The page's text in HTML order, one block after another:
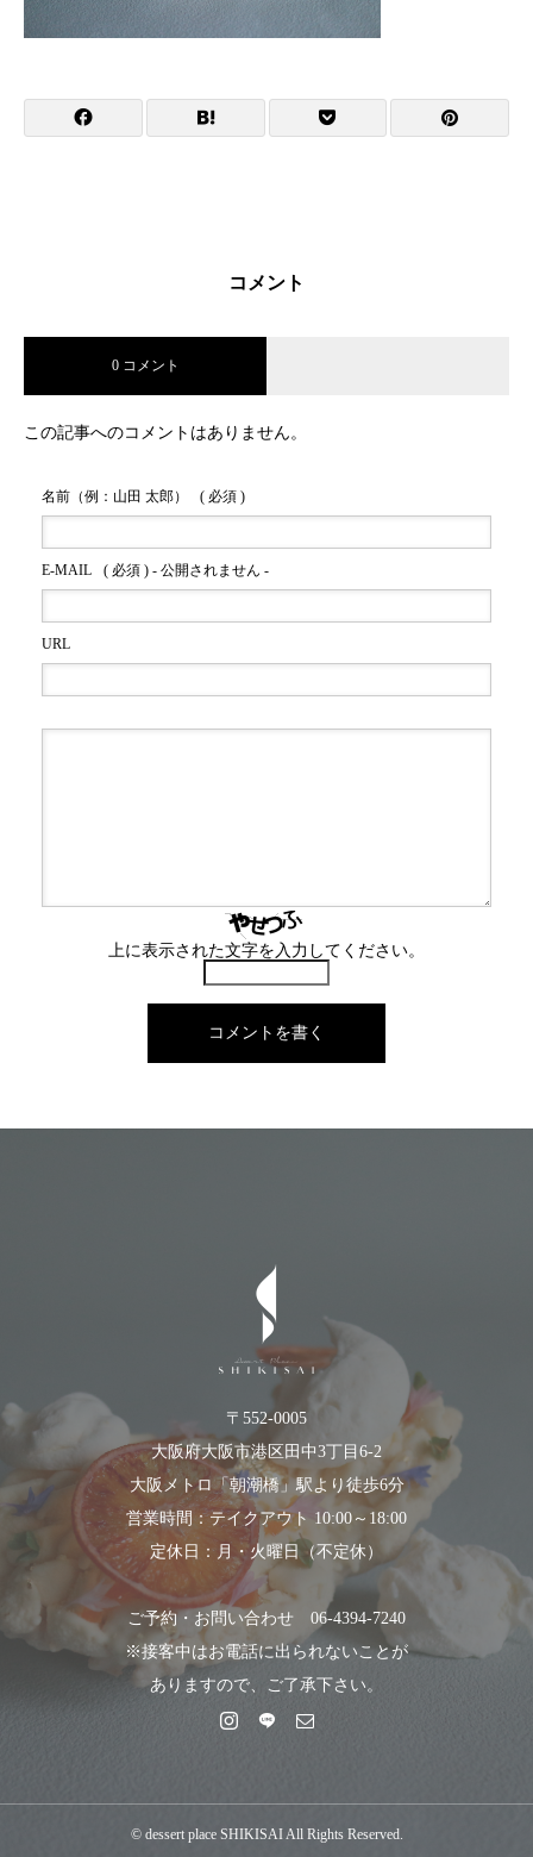
コメント
0 コメント
この記事へのコメントはありません。
名前（例：山田 太郎） ( 必須 )
E-MAIL ( 必須 ) - 公開されません -
URL
上に表示された文字を入力してください。
〒552-0005
大阪府大阪市港区田中3丁目6-2
大阪メトロ「朝潮橋」駅より徒歩6分
営業時間：テイクアウト 10:00～18:00
定休日：月・火曜日（不定休）
ご予約・お問い合わせ 06-4394-7240
※接客中はお電話に出られないことが
ありますので、ご了承下さい。
© dessert place SHIKISAI All Rights Reserved.